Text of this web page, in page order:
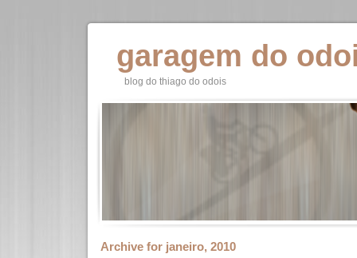
garagem do
blog do thiago do odois
Archive for janeiro, 2010